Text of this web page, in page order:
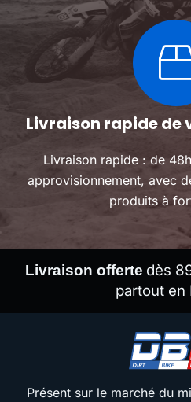
Livraison rapide de
Livraison rapide : de
approvisionnement, avec
produits à
Livraison offerte dès
partout en
Présent sur le marché du